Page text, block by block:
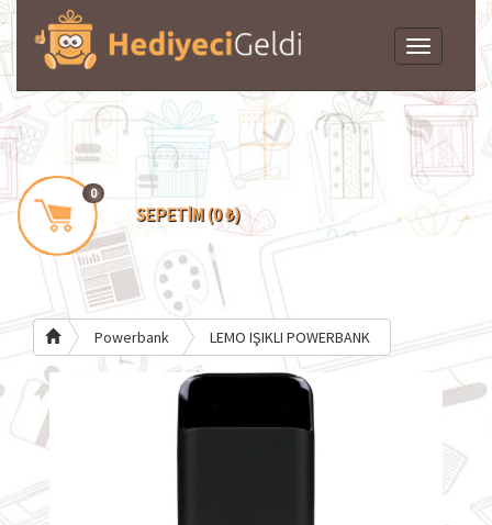
Toggle
navigation
0
SEPETİM (0 ₺)
Powerbank LEMO IŞIKLI POWERBANK